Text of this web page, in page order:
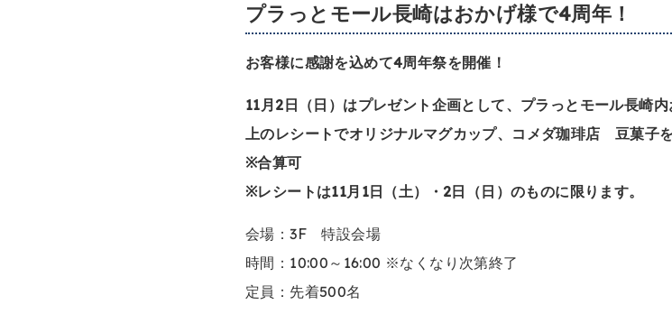
プラっとモール長崎はおかげ様で4周年！
お客様に感謝を込めて4周年祭を開催！
11月2日（日）はプレゼント企画として、プラっとモール長
上のレシートでオリジナルマグカップ、コメダ珈琲店 豆菓子
※合算可
※レシートは11月1日（土）・2日（日）のものに限ります。
会場：3F 特設会場
時間：10:00～16:00 ※なくなり次第終了
定員：先着500名